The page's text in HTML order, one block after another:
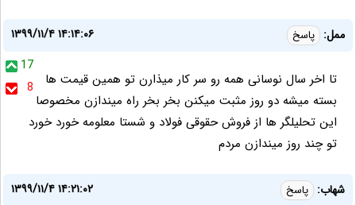
ممل: پاسخ
۱۳۹۹/۱۱/۴ ۱۴:۱۴:۰۶
17
8
تا اخر سال نوسانی همه رو سر کار میذارن تو همین قیمت ها
بسته میشه دو روز مثبت میکنن بخر بخر راه میندازن مخصوصا
این تحلیلگر ها از فروش حقوقی فولاد و شستا معلومه خورد خورد
تو چند روز میندازن مردم
شهاب: پاسخ
۱۳۹۹/۱۱/۴ ۱۴:۲۱:۰۲